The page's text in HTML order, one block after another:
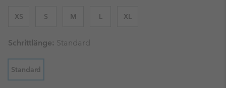
XS S M L XL
Schrittlänge: Standard
Standard